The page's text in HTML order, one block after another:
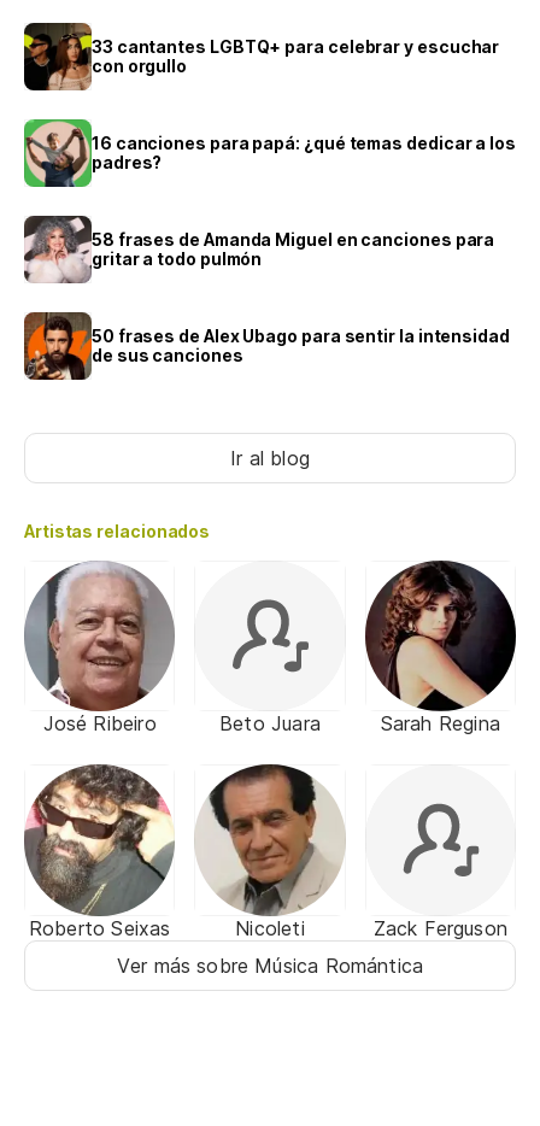
33 cantantes LGBTQ+ para celebrar y escuchar
con orgullo
16 canciones para papá: ¿qué temas dedicar a los
padres?
58 frases de Amanda Miguel en canciones para
gritar a todo pulmón
50 frases de Alex Ubago para sentir la intensidad
de sus canciones
Ir al blog
Artistas relacionados
José Ribeiro Beto Juara Sarah Regina
Roberto Seixas Nicoleti
Zack Ferguson
Ver más sobre Música Romántica